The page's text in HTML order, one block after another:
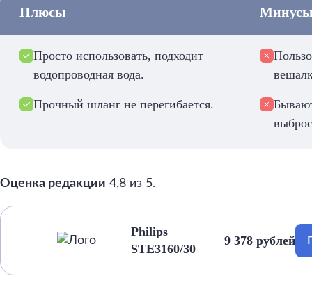
Плюсы
Просто использовать, подходит
водопроводная вода.
Прочный шланг не перегибается.
Оценка редакции 4,8 из 5.
Philips
STE3160/30
9 378 рублей